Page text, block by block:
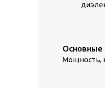
Основные
Мощность,